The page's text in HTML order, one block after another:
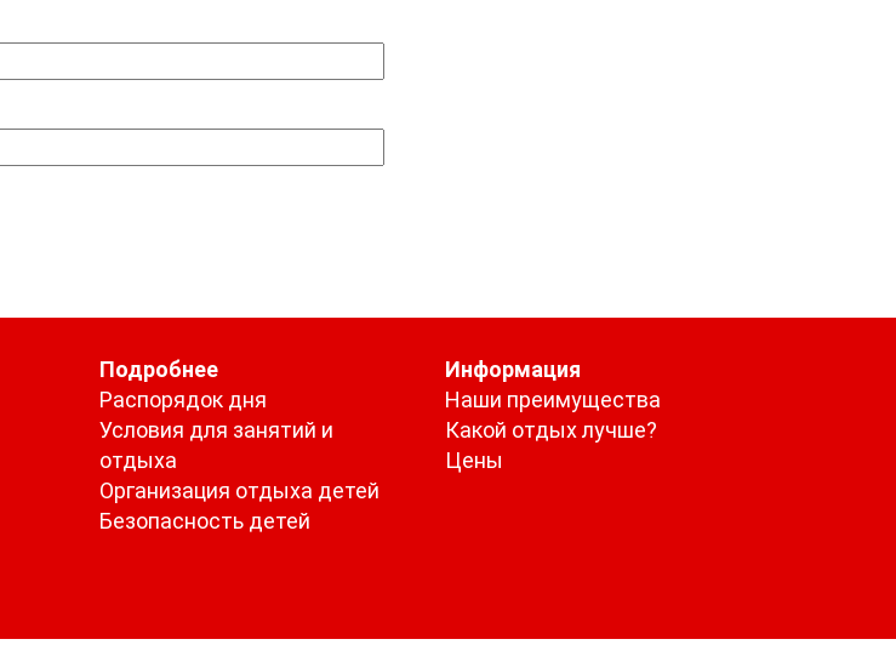
Подробнее
Распорядок дня
Условия для занятий и
отдыха
Организация отдыха детей
Безопасность детей
Информация
Наши преимущества
Какой отдых лучше?
Цены